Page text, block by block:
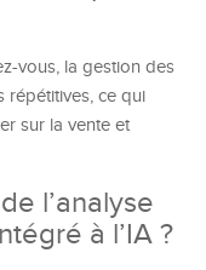
vous, la gestion des
répétitives, ce qui
sur la vente et
l’analyse
à l’IA ?